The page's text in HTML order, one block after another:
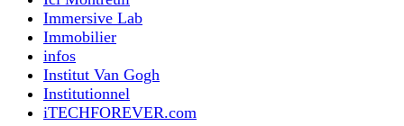
Immersive Lab
Immobilier
infos
Institut Van Gogh
Institutionnel
iTECHFOREVER.com